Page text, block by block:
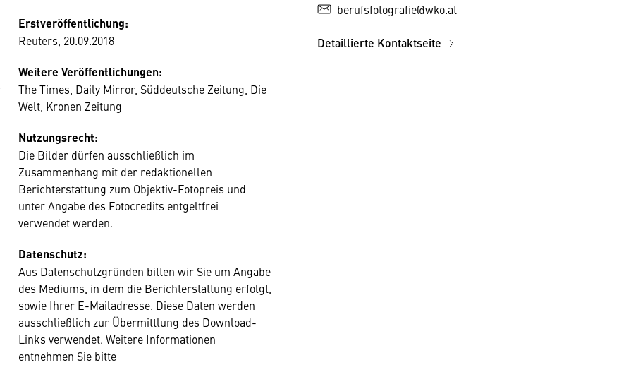
Erstveröffentlichung:
Reuters, 20.09.2018
Weitere Veröffentlichungen:
The Times, Daily Mirror, Süddeutsche Zeitung, Die
Welt, Kronen Zeitung
Nutzungsrecht:
Die Bilder dürfen ausschließlich im
Zusammenhang mit der redaktionellen
Berichterstattung zum Objektiv-Fotopreis und
unter Angabe des Fotocredits entgeltfrei
verwendet werden.
Datenschutz:
Aus Datenschutzgründen bitten wir Sie um Angabe
des Mediums, in dem die Berichterstattung erfolgt,
sowie Ihrer E-Mailadresse. Diese Daten werden
ausschließlich zur Übermittlung des Download-
Links verwendet. Weitere Informationen
entnehmen Sie bitte
berufsfotografie@wko.at
Detaillierte Kontaktseite